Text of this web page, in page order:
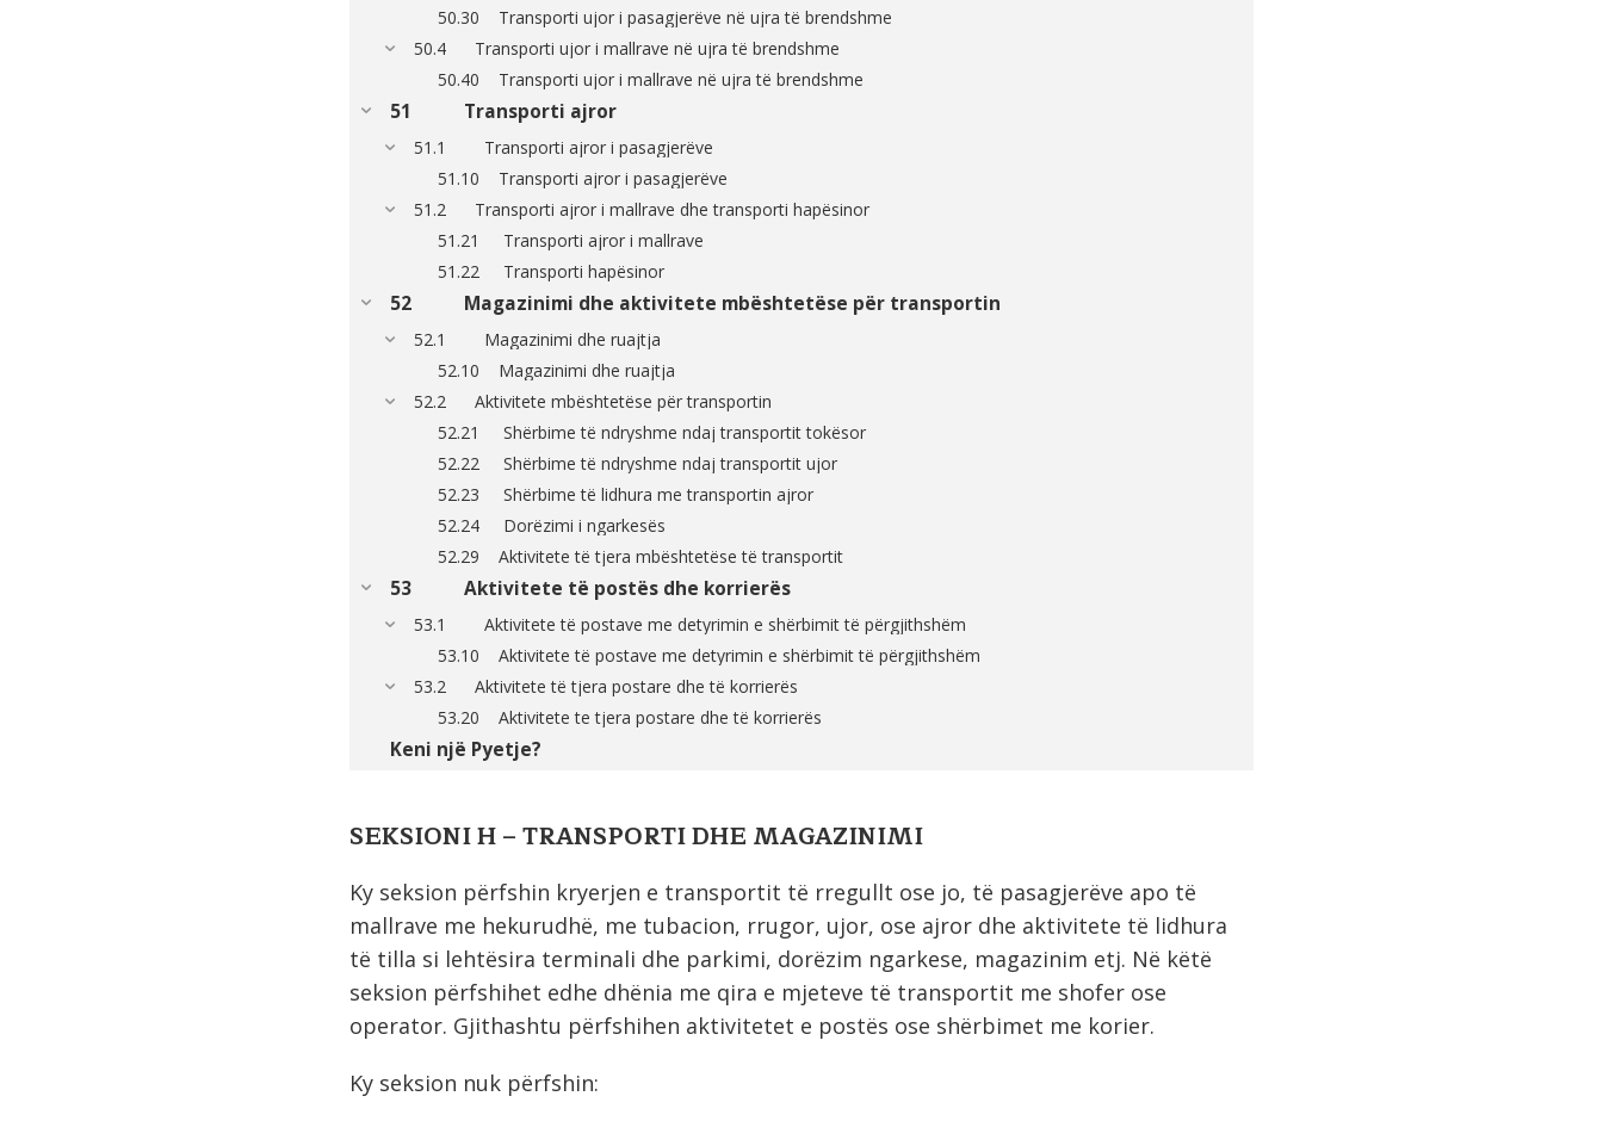
50.30 Transporti ujor i pasagjerëve në ujra të brendshme
50.4 Transporti ujor i mallrave në ujra të brendshme
50.40 Transporti ujor i mallrave në ujra të brendshme
51 Transporti ajror
51.1 Transporti ajror i pasagjerëve
51.10 Transporti ajror i pasagjerëve
51.2 Transporti ajror i mallrave dhe transporti hapësinor
51.21 Transporti ajror i mallrave
51.22 Transporti hapësinor
52 Magazinimi dhe aktivitete mbështetëse për transportin
52.1 Magazinimi dhe ruajtja
52.10 Magazinimi dhe ruajtja
52.2 Aktivitete mbështetëse për transportin
52.21 Shërbime të ndryshme ndaj transportit tokësor
52.22 Shërbime të ndryshme ndaj transportit ujor
52.23 Shërbime të lidhura me transportin ajror
52.24 Dorëzimi i ngarkesës
52.29 Aktivitete të tjera mbështetëse të transportit
53 Aktivitete të postës dhe korrierës
53.1 Aktivitete të postave me detyrimin e shërbimit të përgjithshëm
53.10 Aktivitete të postave me detyrimin e shërbimit të përgjithshëm
53.2 Aktivitete të tjera postare dhe të korrierës
53.20 Aktivitete te tjera postare dhe të korrierës
Keni një Pyetje?
SEKSIONI H – TRANSPORTI DHE MAGAZINIMI
Ky seksion përfshin kryerjen e transportit të rregullt ose jo, të pasagjerëve apo të
mallrave me hekurudhë, me tubacion, rrugor, ujor, ose ajror dhe aktivitete të lidhura
të tilla si lehtësira terminali dhe parkimi, dorëzim ngarkese, magazinim etj. Në këtë
seksion përfshihet edhe dhënia me qira e mjeteve të transportit me shofer ose
operator. Gjithashtu përfshihen aktivitetet e postës ose shërbimet me korier.
Ky seksion nuk përfshin: